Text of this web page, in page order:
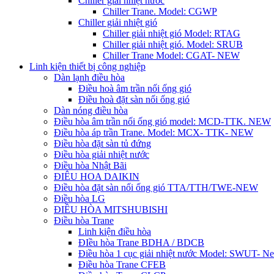
Chiller Trane. Model: CGWP
Chiller giải nhiệt gió
Chiller giải nhiệt gió Model: RTAG
Chiller giải nhiệt gió. Model: SRUB
Chiller Trane Model: CGAT- NEW
Linh kiện thiết bị công nghiệp
Dàn lạnh điều hòa
Điều hoà âm trần nối ống gió
Điều hoà đặt sàn nối ống gió
Dàn nóng điều hòa
Điều hòa âm trần nối ống gió model: MCD-TTK. NEW
Điều hòa áp trần Trane. Model: MCX- TTK- NEW
Điều hòa đặt sàn tủ đứng
Điều hòa giải nhiệt nước
Điều hòa Nhật Bãi
ĐIÊU HOA DAIKIN
Điều hòa đặt sàn nối ống gió TTA/TTH/TWE-NEW
Điều hòa LG
ĐIỀU HÒA MITSHUBISHI
Điều hòa Trane
Linh kiện điều hòa
ĐIều hòa Trane BDHA / BDCB
Điều hòa 1 cục giải nhiệt nước Model: SWUT-
Điều hòa Trane CFEB